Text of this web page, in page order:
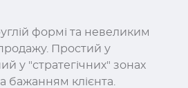
формі та невеликим
Простий у
у "стратегічних" зонах
бажанням клієнта.